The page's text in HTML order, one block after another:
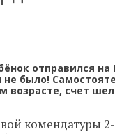
отправился
было!
возрасте, счет
комендатуры